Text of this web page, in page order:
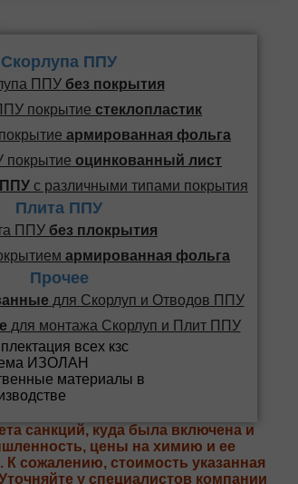
Скорлупа ППУ
ППУбез покрытия
покрытие стеклопластик
армированная фольга
покрытие оцинкованный лист
ППУ с различными типами покрытия
Плита ППУ
ППУ без плокрытия
армированная фольга
Прочее
для Скорлуп и Отводов ППУ
для монтажа Скорлуп и Плит ППУ
санкций, куда была включена и
цены на химию и ее
К сожалению, стоимость указанная
у специалистов компании